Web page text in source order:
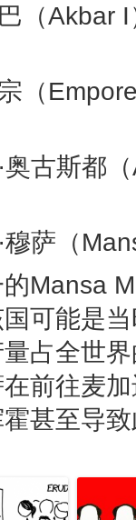
（Akbar I
（
奥古斯都
穆萨（
Mansa
可能是
占全世
前往麦
甚至导